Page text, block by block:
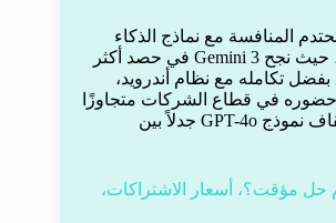
المنافسة مع نماذج الذكاء
الاصطناعي الأخرى، حيث نجح Gemini 3 في حصد أكثر
بفضل تكامله مع نظام أندرويد،
بينما عزز Claude 4 حضوره في قطاع الشركات متجاوزًا
OpenAI، كما أثار إيقاف نموذج GPT-4o جدلاً بين
حل مؤقت؟، أسعار الاشتراكات،